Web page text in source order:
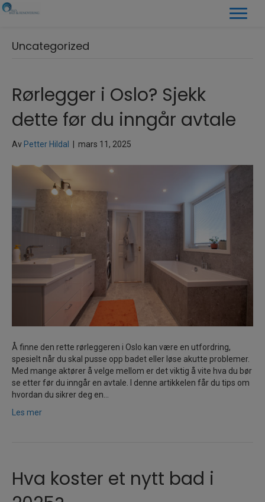
Uncategorized
Rørlegger i Oslo? Sjekk
dette før du inngår avtale
Av Petter Hildal mars 11, 2025
Å finne den rette rørleggeren i Oslo kan være en utfordring,
spesielt når du skal pusse opp badet eller løse akutte problemer.
Med mange aktører å velge mellom er det viktig å vite hva du bør
se etter før du inngår en avtale. I denne artikkelen får du tips om
hvordan du sikrer deg en…
Les mer
Hva koster et nytt bad i